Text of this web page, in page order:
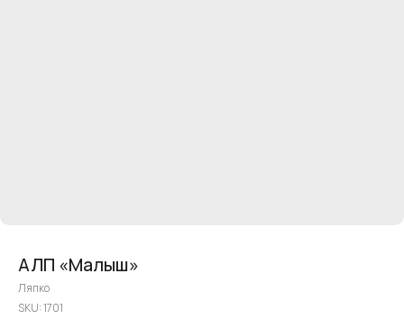
АЛП «Малыш»
Ляпко
SKU:1701